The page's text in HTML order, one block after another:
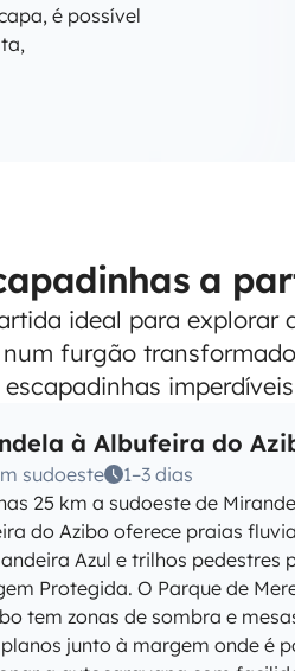
é possível
a
ideal para explorar
furgão
escapadinhas imperdíveis
à Albufeira do
sudoeste
1–3 dias
25 km a sudoeste de
do Azibo oferece praias
Azul e trilhos pedestres
Protegida. O Parque de
tem zonas de sombra e
junto à margem onde é